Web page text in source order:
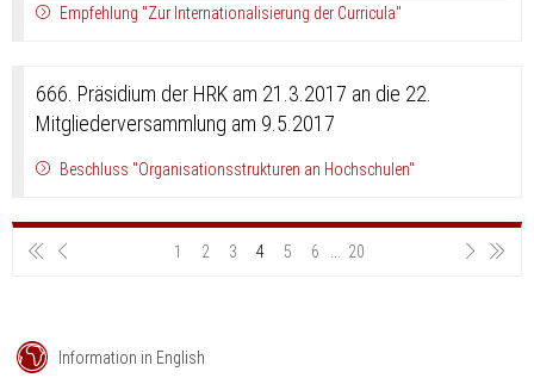
Empfehlung "Zur Internationalisierung der Curricula"
666. Präsidium der HRK am 21.3.2017 an die 22.
Mitgliederversammlung am 9.5.2017
Beschluss "Organisationsstrukturen an Hochschulen"
1 2 3 4 5 6 20
Information in English